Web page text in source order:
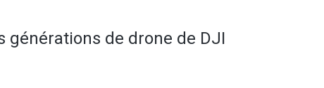
générations de drone de DJI